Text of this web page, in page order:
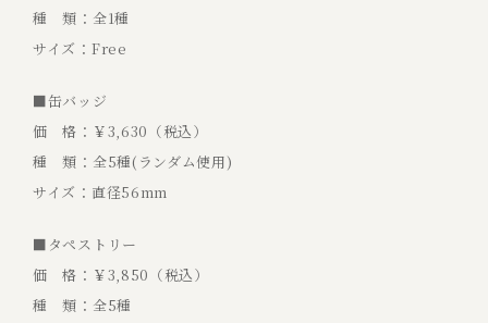
種 類：全1種
サイズ：Free
■缶バッジ
価 格：￥3,630（税込）
種 類：全5種(ランダム使用)
サイズ：直径56mm
■タペストリー
価 格：￥3,850（税込）
種 類：全5種